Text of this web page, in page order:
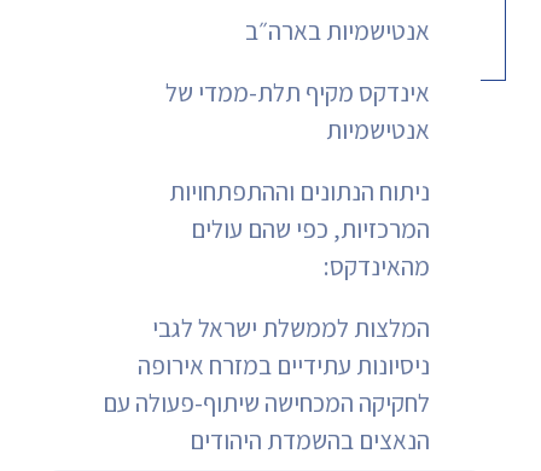
אנטישמיות בארה״ב
אינדקס מקיף תלת-ממדי של
אנטישמיות
ניתוח הנתונים וההתפתחויות
המרכזיות, כפי שהם עולים
מהאינדקס:
המלצות לממשלת ישראל לגבי
ניסיונות עתידיים במזרח אירופה
לחקיקה המכחישה שיתוף-פעולה עם
הנאצים בהשמדת היהודים